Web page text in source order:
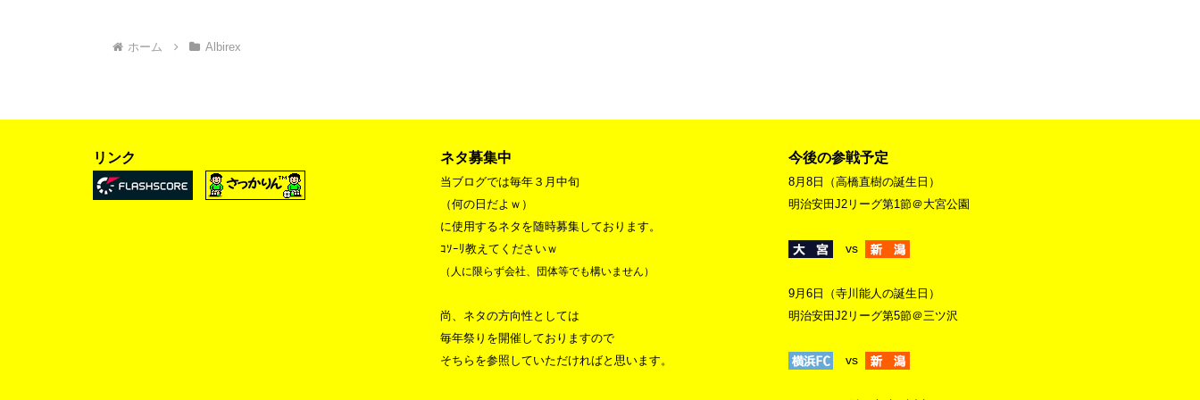
ホーム Albirex
リンク ネタ募集中
当ブログでは毎年３月中旬
（何の日だよｗ）
に使用するネタを随時募集しております。
ｺｿｰﾘ教えてくださいｗ
（人に限らず会社、団体等でも構いません）
尚、ネタの方向性としては
毎年祭りを開催しておりますので
そちらを参照していただければと思います。
今後の参戦予定
8月8日（高橋直樹の誕生日）
明治安田J2リーグ第1節＠大宮公園
vs
9月6日（寺川能人の誕生日）
明治安田J2リーグ第5節＠三ツ沢
vs